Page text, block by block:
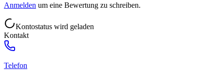
Anmelden um eine Bewertung zu schreiben.
Kontostatus wird geladen
Kontakt
Telefon